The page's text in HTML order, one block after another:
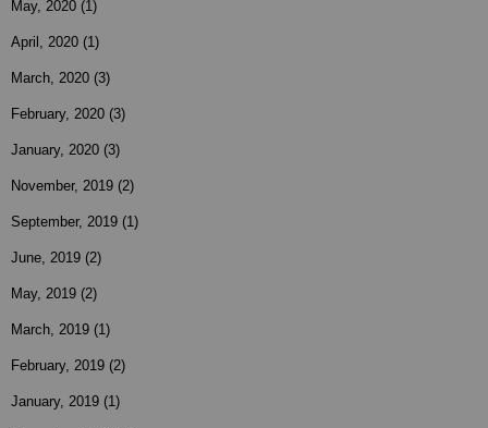
May, 2020 (1)
April, 2020 (1)
March, 2020 (3)
February, 2020 (3)
January, 2020 (3)
November, 2019 (2)
September, 2019 (1)
June, 2019 (2)
May, 2019 (2)
March, 2019 (1)
February, 2019 (2)
January, 2019 (1)